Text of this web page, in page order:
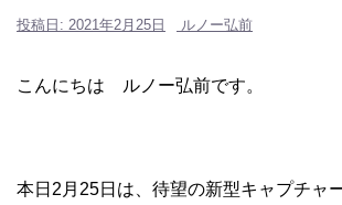
投稿日: 2021年2月25日 ルノー弘前
こんにちは ルノー弘前です。
本日2月25日は、待望の新型キャプチャ